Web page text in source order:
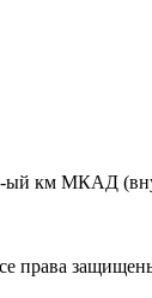
км МКАД
права